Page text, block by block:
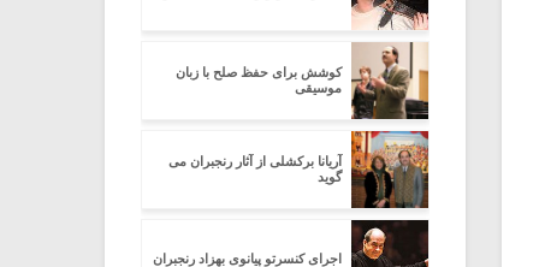
کوشش برای حفظ صلح با زبان
موسیقی
آریانا برکشلی از آثار رنجبران می
گوید
اجرای کنسرتو پیانوی بهزاد رنجبران